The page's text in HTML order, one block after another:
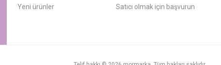
Yeni ürünler
Satıcı olmak için başvurun